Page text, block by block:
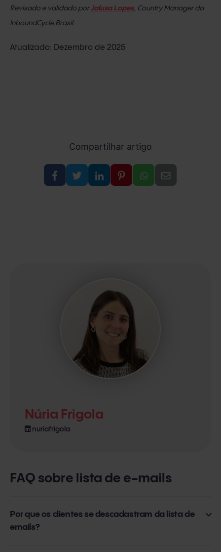
Revisado e validado por Jalusa Lopes, Country Manager da
InboundCycle Brasil.
Atualizado: Dezembro de 2025
Compartilhar artigo
Núria Frigola
nuriafrigola
FAQ sobre lista de e-mails
Por que os clientes se descadastram da lista de
emails?